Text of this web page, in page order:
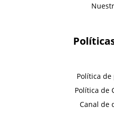
Política
Política de
Canal de